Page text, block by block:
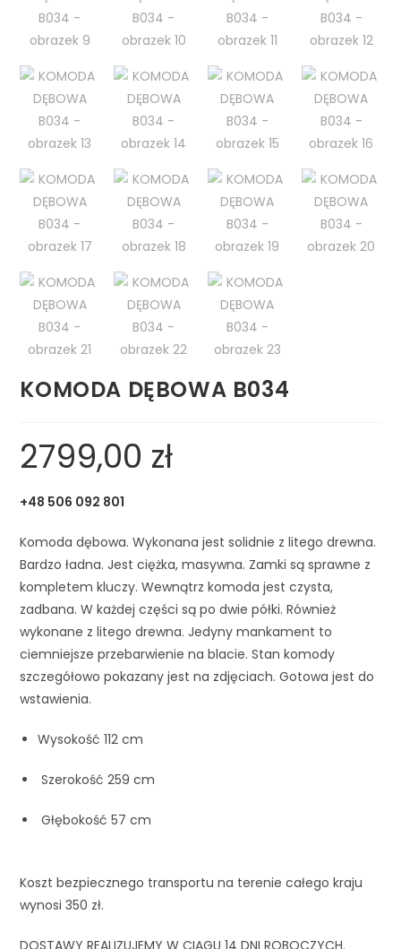
KOMODA DĘBOWA B034
2799,00 zł
+48 506 092 801
Komoda dębowa. Wykonana jest solidnie z litego drewna.
Bardzo ładna. Jest ciężka, masywna. Zamki są sprawne z
kompletem kluczy. Wewnątrz komoda jest czysta,
zadbana. W każdej części są po dwie półki. Również
wykonane z litego drewna. Jedyny mankament to
ciemniejsze przebarwienie na blacie. Stan komody
szczegółowo pokazany jest na zdjęciach. Gotowa jest do
wstawienia.
Wysokość 112 cm
Szerokość 259 cm
Głębokość 57 cm
Koszt bezpiecznego transportu na terenie całego kraju
wynosi 350 zł.